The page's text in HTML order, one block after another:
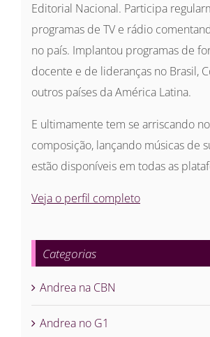
Editorial Nacional. Participa
programas de TV e rádio
no país. Implantou programas de
docente e de lideranças no Brasil,
outros países da América Latina.
E ultimamente tem se arriscando
composição, lançando músicas de
estão disponíveis em todas as
Veja o perfil completo
Categorias
Andrea na CBN
Andrea no G1